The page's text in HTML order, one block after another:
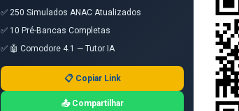
GABRIELLY MARTINS DE DEUS
← Ver todos os torneios
✅ 250 Simulados ANAC Atualizados
✅ 10 Pré-Bancas Completas
✅ 🤖 Comodore 4.1 — Tutor IA
📋 Copiar Link
📤 Compartilhar